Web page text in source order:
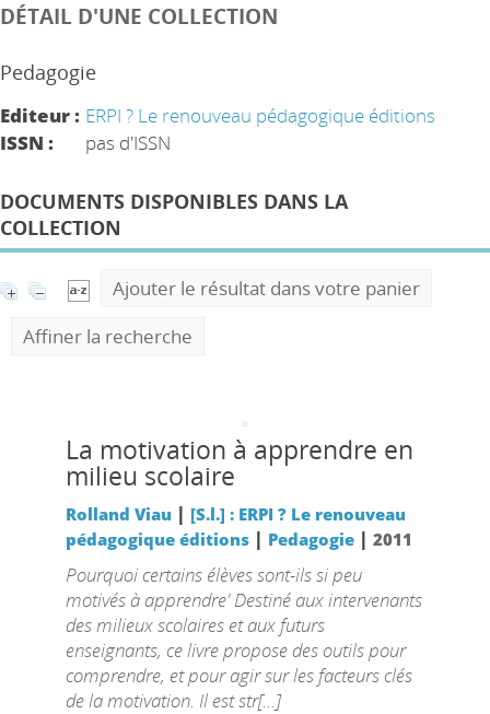
DÉTAIL D'UNE COLLECTION
Pedagogie
Editeur : ERPI ? Le renouveau pédagogique éditions
ISSN :
pas d'ISSN
DOCUMENTS DISPONIBLES DANS LA
COLLECTION
Ajouter le résultat dans votre panier
Affiner la recherche
La motivation à apprendre en
milieu scolaire
Rolland Viau | [S.l.] : ERPI ? Le renouveau
pédagogique éditions| Pedagogie| 2011
Pourquoi certains élèves sont-ils si peu
motivés à apprendre' Destiné aux intervenants
des milieux scolaires et aux futurs
enseignants, ce livre propose des outils pour
comprendre, et pour agir sur les facteurs clés
de la motivation. Il est str[...]